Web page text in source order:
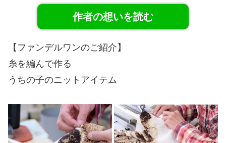
作者の想いを読む
【ファンデルワンのご紹介】
糸を編んで作る
うちの子のニットアイテム